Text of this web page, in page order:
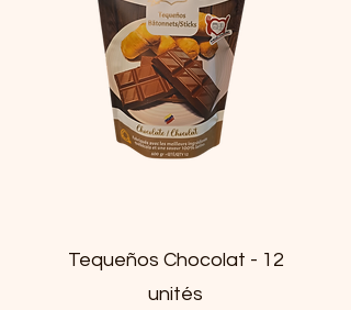
Tequeños Chocolat - 12
unités